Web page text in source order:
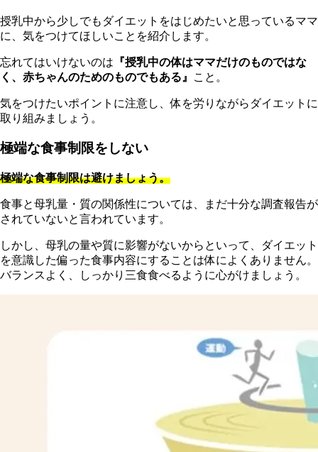
授乳中から少しでもダイエットをはじめたいと思っているママ
に、気をつけてほしいことを紹介します。
忘れてはいけないのは 『授乳中の体はママだけのものではな
く、赤ちゃんのためのものでもある』
こと。
気をつけたいポイントに注意し、体を労りながらダイエットに
取り組みましょう。
極端な食事制限をしない
極端な食事制限は避けましょう。
食事と母乳量・質の関係性については、まだ十分な調査報告が
されていないと言われています。
しかし、母乳の量や質に影響がないからといって、ダイエット
を意識した偏った食事内容にすることは体によくありません。
バランスよく、しっかり三食食べるように心がけましょう。